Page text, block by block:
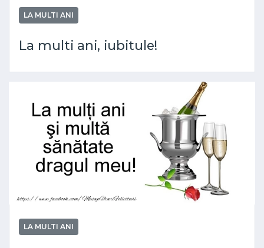
LA MULTI ANI
La multi ani, iubitule!
LA MULTI ANI